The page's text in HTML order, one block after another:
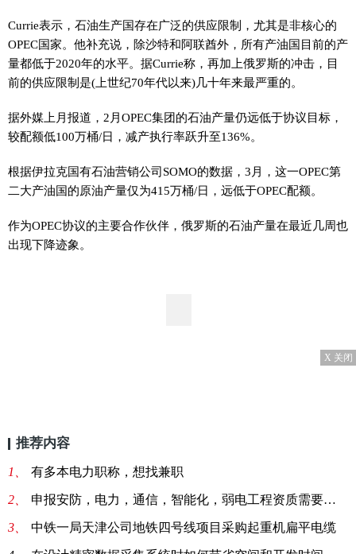
Currie表示，石油生产国存在广泛的供应限制，尤其是非核心的
OPEC国家。他补充说，除沙特和阿联酋外，所有产油国目前的产
量都低于2020年的水平。据Currie称，再加上俄罗斯的冲击，目
前的供应限制是(上世纪70年代以来)几十年来最严重的。
据外媒上月报道，2月OPEC集团的石油产量仍远低于协议目标，
较配额低100万桶/日，减产执行率跃升至136%。
根据伊拉克国有石油营销公司SOMO的数据，3月，这一OPEC第
二大产油国的原油产量仅为415万桶/日，远低于OPEC配额。
作为OPEC协议的主要合作伙伴，俄罗斯的石油产量在最近几周也
出现下降迹象。
X 关闭
推荐内容
1、 有多本电力职称，想找兼职
2、 申报安防，电力，通信，智能化，弱电工程资质需要配备哪里人员
3、 中铁一局天津公司地铁四号线项目采购起重机扁平电缆